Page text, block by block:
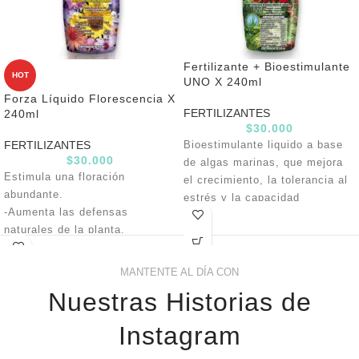
HOT
Forza Líquido Florescencia X
240ml
FERTILIZANTES
$30.000
Estimula una floración
abundante.
-Aumenta las defensas
naturales de la planta.
-Rápida asimilación de los
-Suple deficiencias de Fósforo
Fertilizante + Bioestimulante
UNO X 240ml
FERTILIZANTES
$30.000
Bioestimulante liquido a base
de algas marinas, que mejora
el crecimiento, la tolerancia al
estrés y la capacidad
fotosintética de todo tipo de
plantas. Uno promueve la
desarrollo de las raíces la
resistencia a enfermedades.
MANTENTE AL DÍA CON
Nuestras Historias de
Instagram